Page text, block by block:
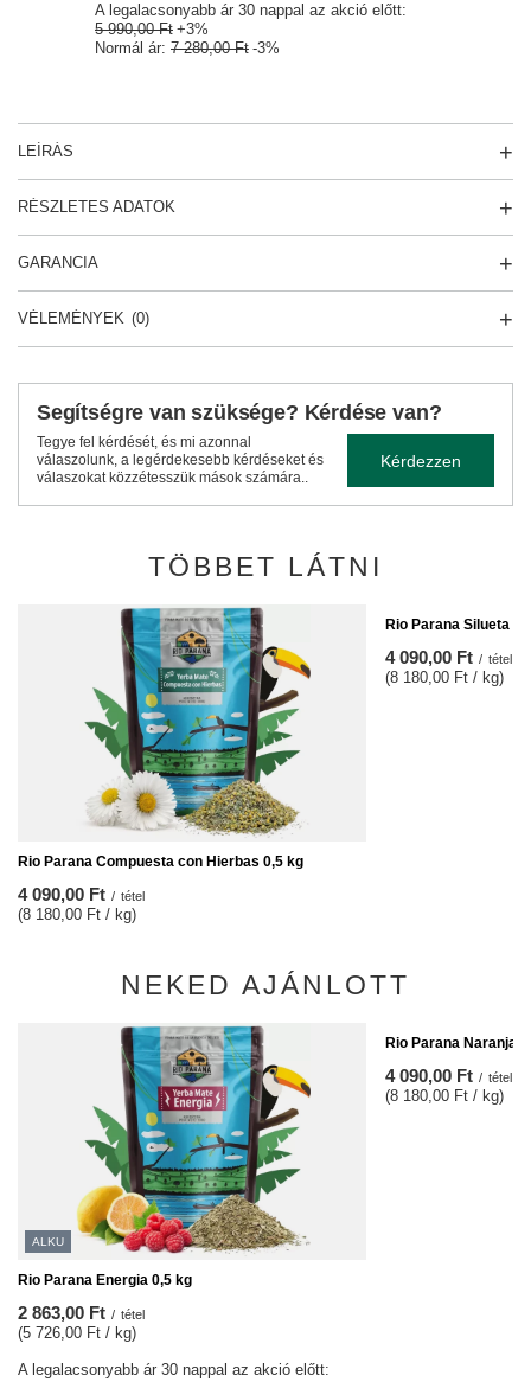
A legalacsonyabb ár 30 nappal az akció előtt:
5 990,00 Ft +3%
Normál ár: 7 280,00 Ft -3%
LEÍRÁS
RÉSZLETES ADATOK
GARANCIA
VÉLEMÉNYEK (0)
Segítségre van szüksége? Kérdése van?
Tegye fel kérdését, és mi azonnal
válaszolunk, a legérdekesebb kérdéseket és
válaszokat közzétesszük mások számára..
Kérdezzen
TÖBBET LÁTNI
Rio Parana Compuesta con Hierbas 0,5 kg
4 090,00 Ft / tétel
(8 180,00 Ft / kg)
Rio Parana Silueta
4 090,00 Ft / tétel
(8 180,00 Ft / kg)
NEKED AJÁNLOTT
ALKU
Rio Parana Energia 0,5 kg
2 863,00 Ft / tétel
(5 726,00 Ft / kg)
A legalacsonyabb ár 30 nappal az akció előtt:
Rio Parana Naranja
4 090,00 Ft / tétel
(8 180,00 Ft / kg)